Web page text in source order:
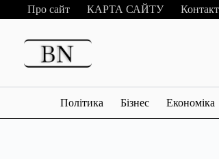
Перейти
до
Про сайт КАРТА САЙТУ
Політика Бізнес Економіка